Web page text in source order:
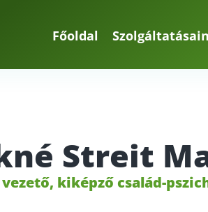
Főoldal
Streit
kiképző család-